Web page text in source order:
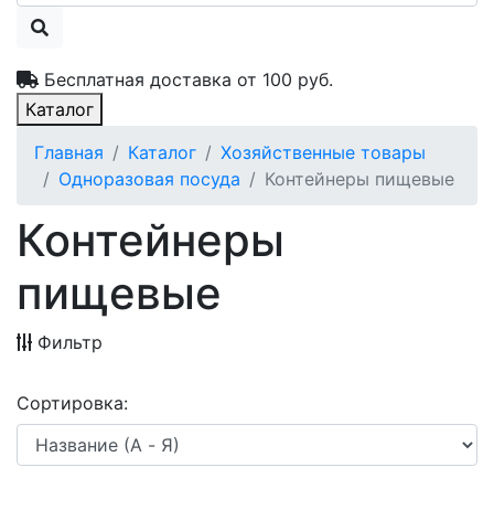
Бесплатная доставка от 100 руб.
Каталог
Главная
Каталог
Хозяйственные товары
Одноразовая посуда
Контейнеры пищевые
Контейнеры
пищевые
Фильтр
Сортировка: